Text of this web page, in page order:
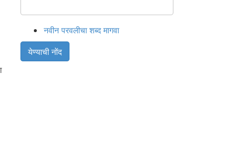
नवीन परवलीचा शब्द मागवा
येण्याची नोंद